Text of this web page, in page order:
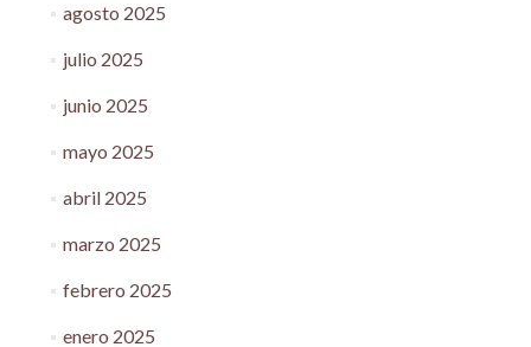
agosto 2025
julio 2025
junio 2025
mayo 2025
abril 2025
marzo 2025
febrero 2025
enero 2025